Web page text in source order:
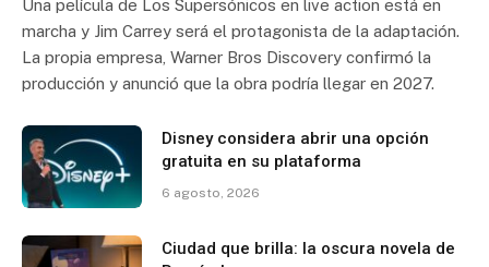
Una película de Los Supersónicos en live action está en
marcha y Jim Carrey será el protagonista de la adaptación.
La propia empresa, Warner Bros Discovery confirmó la
producción y anunció que la obra podría llegar en 2027.
Disney considera abrir una opción
gratuita en su plataforma
6 agosto, 2026
Ciudad que brilla: la oscura novela de